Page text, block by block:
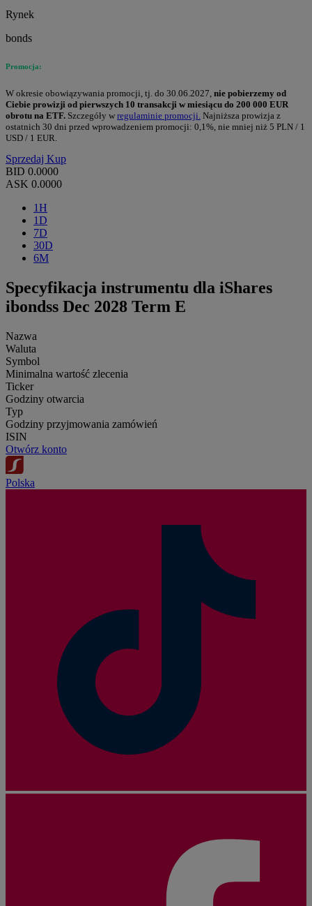
Rynek
bonds
Promocja:
W okresie obowiązywania promocji, tj. do 30.06.2027, nie pobierzemy od
Ciebie prowizji od pierwszych 10 transakcji w miesiącu do 200 000 EUR
obrotu na ETF. Szczegóły w regulaminie promocji. Najniższa prowizja z
ostatnich 30 dni przed wprowadzeniem promocji: 0,1%, nie mniej niż 5 PLN / 1
USD / 1 EUR.
Sprzedaj Kup
BID 0.0000
ASK 0.0000
1H
1D
7D
30D
6M
Specyfikacja instrumentu dla iShares
ibondss Dec 2028 Term E
Nazwa
Waluta
Symbol
Minimalna wartość zlecenia
Ticker
Godziny otwarcia
Typ
Godziny przyjmowania zamówień
ISIN
Otwórz konto
Polska